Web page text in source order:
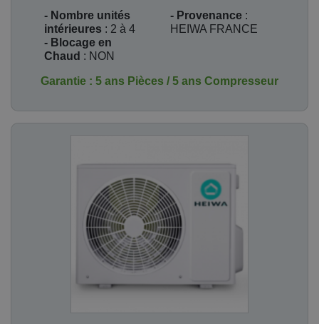
- Nombre unités
intérieures : 2 à 4
- Blocage en
Chaud : NON
- Provenance :
HEIWA FRANCE
Garantie : 5 ans Pièces / 5 ans Compresseur